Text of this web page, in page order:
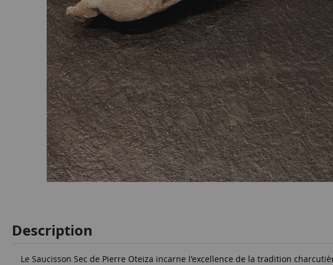
Description
Le Saucisson Sec de Pierre Oteiza incarne l'excellence de la tradition